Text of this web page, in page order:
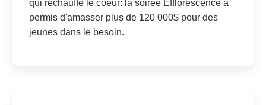
qui réchauffe le coeur: la soirée Efflorescence a
permis d'amasser plus de 120 000$ pour des
jeunes dans le besoin.